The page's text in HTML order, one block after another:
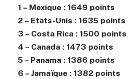
1 – Mexique : 1649 points
2 – Etats-Unis : 1635 points
3 – Costa Rica : 1500 points
4 – Canada : 1473 points
5 – Panama : 1386 points
6 – Jamaïque : 1382 points